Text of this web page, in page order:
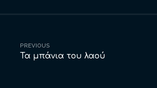
PREVIOUS
Τα μπάνια του λαού